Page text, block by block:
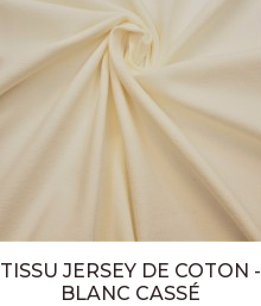
TISSU JERSEY DE COTON -
BLANC CASSÉ